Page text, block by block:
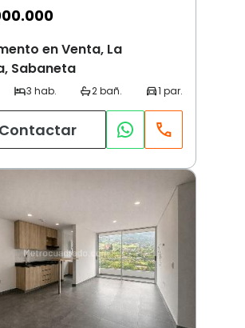
en Venta, La
Sabaneta
Contactar